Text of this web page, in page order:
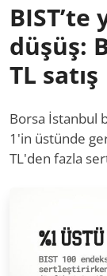
düşüş:
TL satış
Borsa İstanbul
1'in üstünde
TL'den fazla